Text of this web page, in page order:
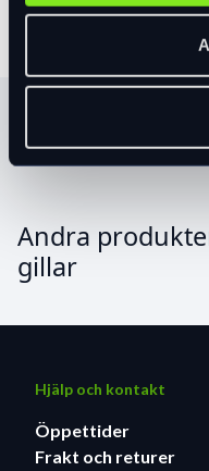
Tillbehör
Andra
gillar
Hjälp och kontakt
Öppettider
Frakt och returer